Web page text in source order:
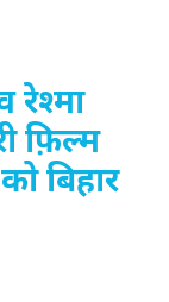
रेश्मा
फ़िल्म
बिहार